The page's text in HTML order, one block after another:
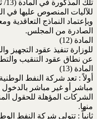
وبإعتماد النماذج التعاقدية
الصادرة من المجلس.
المادة (12)
للوزارة تنفيذ عقود التجهيز
عن نطاق عقود التنقيب
المادة (13)
أولاً : تعد شركة النفط
مباشر أو غير مباشر
الشركات المؤهلة للحقول
منها.
ثانياً : تتولى شركة النفط